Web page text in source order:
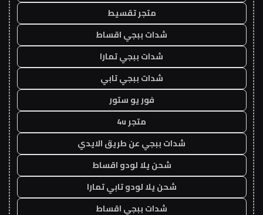
متجر تقسيط
شدات ببجي اقساط
شدات ببجي تمارا
شدات ببجي تابي
فور يو ستور
متجر 4u
شدات ببجي عن طريق الايدي
شحن يلا لودو اقساط
شحن يلا لودو تابي تمارا
شدات ببجي اقساط